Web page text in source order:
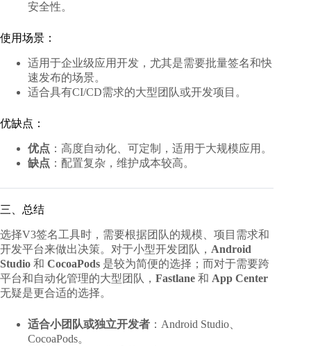
安全性。
使用场景：
适用于企业级应用开发，尤其是需要批量签名和快
速发布的场景。
适合具有CI/CD需求的大型团队或开发项目。
优缺点：
优点 ：高度自动化、可定制，适用于大规模应用。
缺点 ：配置复杂，维护成本较高。
三、总结
选择V3签名工具时，需要根据团队的规模、项目需求和
开发平台来做出决策。对于小型开发团队， Android
Studio 和 CocoaPods 是较为简便的选择；而对于需要跨
平台和自动化管理的大型团队， Fastlane 和 App Center
无疑是更合适的选择。
适合小团队或独立开发者 ：Android Studio、
CocoaPods。